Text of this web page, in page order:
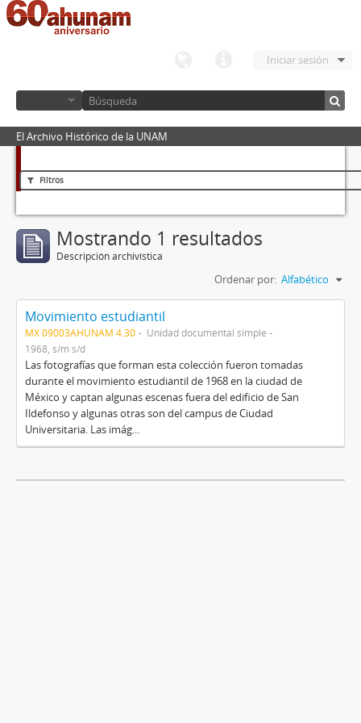
Iniciar sesión
El Archivo Histórico de la UNAM
Filtros
Mostrando 1 resultados
Descripción archivística
Ordenar por: Alfabético
Movimiento estudiantil
MX 09003AHUNAM 4.30
Unidad documental simple
1968, s/m s/d
Las fotografías que forman esta colección fueron tomadas
durante el movimiento estudiantil de 1968 en la ciudad de
México y captan algunas escenas fuera del edificio de San
Ildefonso y algunas otras son del campus de Ciudad
Universitaria. Las imág...